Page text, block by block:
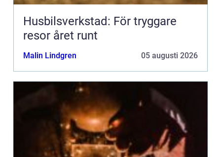
Husbilsverkstad: För tryggare
resor året runt
Malin Lindgren 05 augusti 2026